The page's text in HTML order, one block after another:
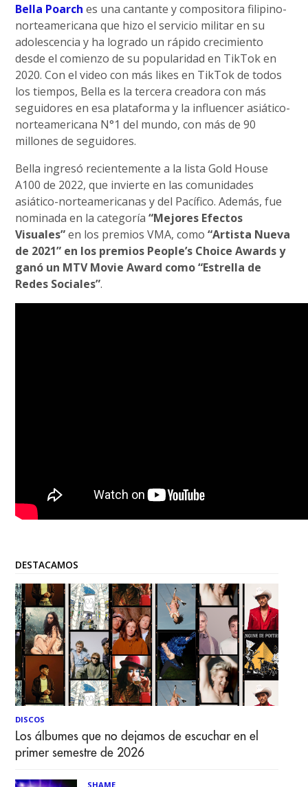
Bella Poarch es una cantante y compositora filipino-
norteamericana que hizo el servicio militar en su
adolescencia y ha logrado un rápido crecimiento
desde el comienzo de su popularidad en TikTok en
2020. Con el video con más likes en TikTok de todos
los tiempos, Bella es la tercera creadora con más
seguidores en esa plataforma y la influencer asiático-
norteamericana N°1 del mundo, con más de 90
millones de seguidores.
Bella ingresó recientemente a la lista Gold House
A100 de 2022, que invierte en las comunidades
asiático-norteamericanas y del Pacífico. Además, fue
nominada en la categoría“Mejores Efectos
Visuales”en los premios VMA, como“Artista Nueva
de 2021” en los premios People’s Choice Awards y
ganó un MTV Movie Award como “Estrella de
Redes Sociales”.
DESTACAMOS
DISCOS
Los álbumes que no dejamos de escuchar en el
primer semestre de 2026
SHAME